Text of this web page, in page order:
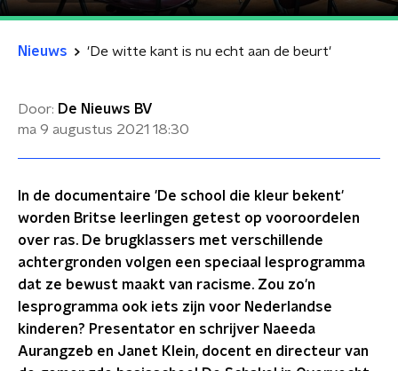
Nieuws 'De witte kant is nu echt aan de beurt'
Door: De Nieuws BV
ma 9 augustus 2021 18:30
In de documentaire 'De school die kleur bekent'
worden Britse leerlingen getest op vooroordelen
over ras. De brugklassers met verschillende
achtergronden volgen een speciaal lesprogramma
dat ze bewust maakt van racisme. Zou zo'n
lesprogramma ook iets zijn voor Nederlandse
kinderen? Presentator en schrijver Naeeda
Aurangzeb en Janet Klein, docent en directeur van